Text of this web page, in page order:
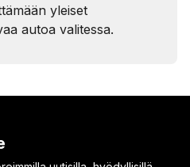
yleiset
autoa valitessa.